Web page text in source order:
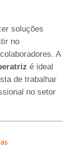
soluções
no
A
é ideal
de trabalhar
no setor